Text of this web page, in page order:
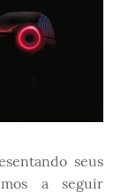
seus
a seguir